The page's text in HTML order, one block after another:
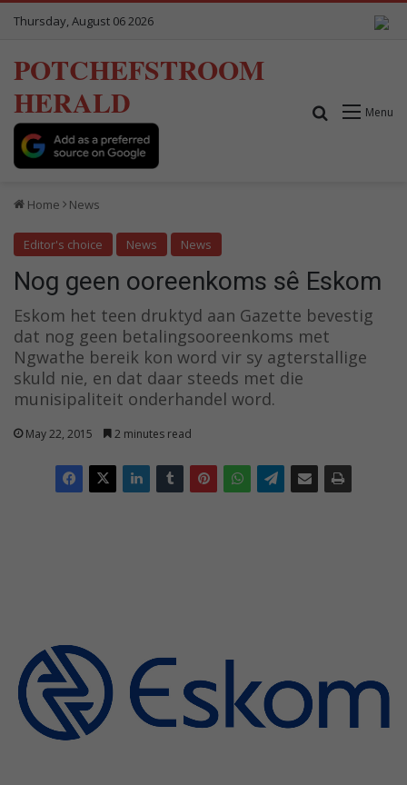
Thursday, August 06 2026
POTCHEFSTROOM
HERALD
Menu
Search for
Home News
Editor's choice News News
Nog geen ooreenkoms sê Eskom
Eskom het teen druktyd aan Gazette bevestig
dat nog geen betalingsooreenkoms met
Ngwathe bereik kon word vir sy agterstallige
skuld nie, en dat daar steeds met die
munisipaliteit onderhandel word.
May 22, 2015 2 minutes read